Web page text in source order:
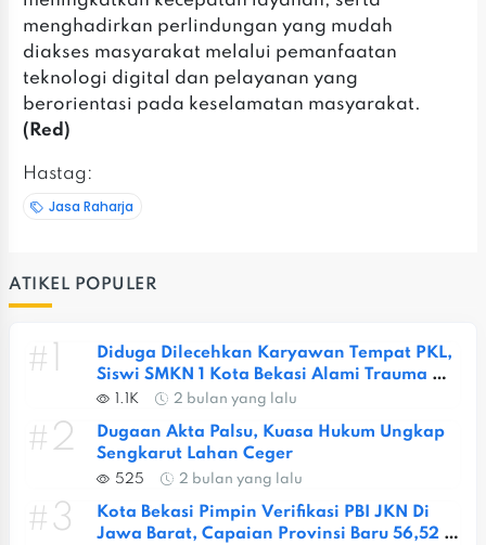
menghadirkan perlindungan yang mudah
diakses masyarakat melalui pemanfaatan
teknologi digital dan pelayanan yang
berorientasi pada keselamatan masyarakat.
(Red)
Hastag:
Jasa Raharja
ATIKEL POPULER
#1
Diduga Dilecehkan Karyawan Tempat PKL,
Siswi SMKN 1 Kota Bekasi Alami Trauma
Berat
1.1K 2 bulan yang lalu
#2
Dugaan Akta Palsu, Kuasa Hukum Ungkap
Sengkarut Lahan Ceger
525 2 bulan yang lalu
#3
Kota Bekasi Pimpin Verifikasi PBI JKN Di
Jawa Barat, Capaian Provinsi Baru 56,52